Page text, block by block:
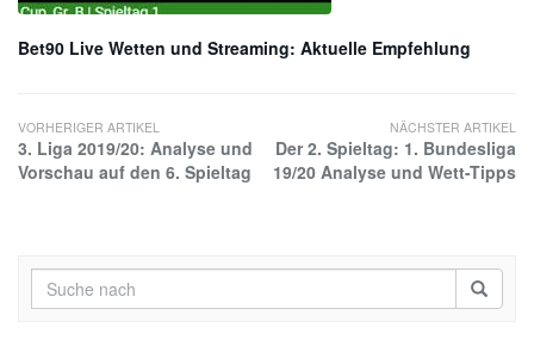
Bet90 Live Wetten und Streaming: Aktuelle Empfehlung
VORHERIGER ARTIKEL
3. Liga 2019/20: Analyse und
Vorschau auf den 6. Spieltag
NÄCHSTER ARTIKEL
Der 2. Spieltag: 1. Bundesliga
19/20 Analyse und Wett-Tipps